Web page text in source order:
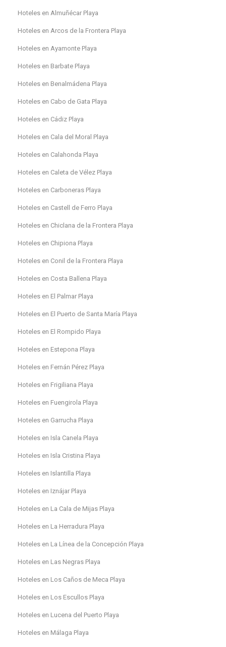
Hoteles en Almuñécar Playa
Hoteles en Arcos de la Frontera Playa
Hoteles en Ayamonte Playa
Hoteles en Barbate Playa
Hoteles en Benalmádena Playa
Hoteles en Cabo de Gata Playa
Hoteles en Cádiz Playa
Hoteles en Cala del Moral Playa
Hoteles en Calahonda Playa
Hoteles en Caleta de Vélez Playa
Hoteles en Carboneras Playa
Hoteles en Castell de Ferro Playa
Hoteles en Chiclana de la Frontera Playa
Hoteles en Chipiona Playa
Hoteles en Conil de la Frontera Playa
Hoteles en Costa Ballena Playa
Hoteles en El Palmar Playa
Hoteles en El Puerto de Santa María Playa
Hoteles en El Rompido Playa
Hoteles en Estepona Playa
Hoteles en Fernán Pérez Playa
Hoteles en Frigiliana Playa
Hoteles en Fuengirola Playa
Hoteles en Garrucha Playa
Hoteles en Isla Canela Playa
Hoteles en Isla Cristina Playa
Hoteles en Islantilla Playa
Hoteles en Iznájar Playa
Hoteles en La Cala de Mijas Playa
Hoteles en La Herradura Playa
Hoteles en La Línea de la Concepción Playa
Hoteles en Las Negras Playa
Hoteles en Los Caños de Meca Playa
Hoteles en Los Escullos Playa
Hoteles en Lucena del Puerto Playa
Hoteles en Málaga Playa